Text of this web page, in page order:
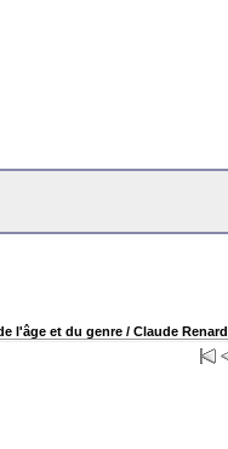
l'âge et du genre / Claude Renard